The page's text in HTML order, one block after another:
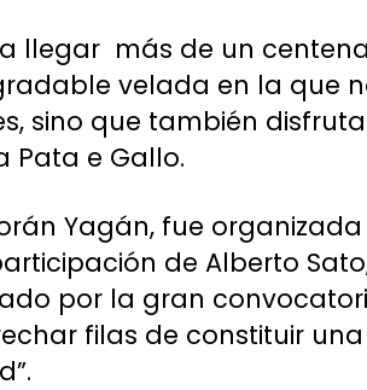
llegar más de un
velada en la que
sino que también
Pata e Gallo.
Yagán, fue
de Alberto
por la gran
filas de constituir